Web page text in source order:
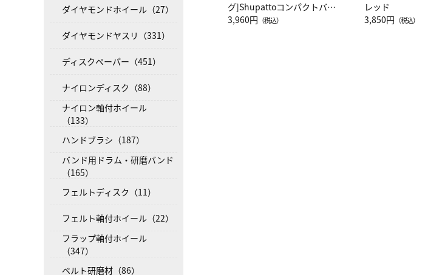
グ]Shupattoコンパクトバッ
グ Drop JAL客室乗務員
3,960円 （税込）
レッド
3,850円 （税込）
ダイヤモンドホイール（27）
ダイヤモンドヤスリ（331）
ディスクペーパー（451）
ナイロンディスク（88）
ナイロン軸付ホイール
（133）
ハンドブラシ（187）
バンド用ドラム・研磨バンド
（165）
フェルトディスク（11）
フェルト軸付ホイール（22）
フラップ軸付ホイール
（347）
ベルト研磨材（86）